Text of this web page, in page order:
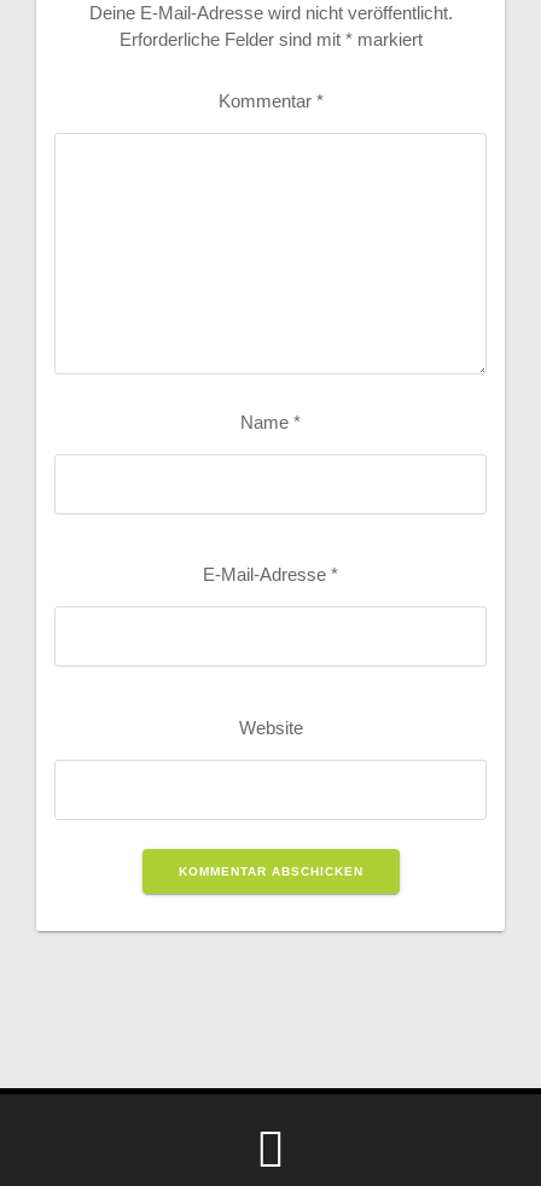
Deine E-Mail-Adresse wird nicht veröffentlicht.
Erforderliche Felder sind mit *markiert
Kommentar *
Name *
E-Mail-Adresse *
Website